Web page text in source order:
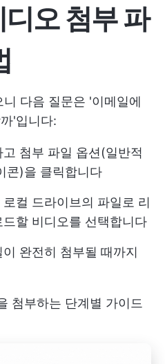
오 첨부 파
다음 질문은 '이메일에
'입니다:
첨부 파일 옵션(일반적
콘)을 클릭합니다
컬 드라이브의 파일로 리
할 비디오를 선택합니다
완전히 첨부될 때까지
첨부하는 단계별 가이드